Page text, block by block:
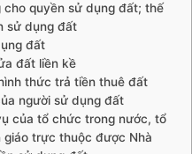
quyền sử dụng đất; thế
sử dụng đất
đất
đất liền kề
thức trả tiền thuê đất
người sử dụng đất
của tổ chức trong nước, tổ
trực thuộc được Nhà